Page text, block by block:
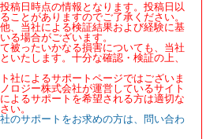
稿日時点の情報となります。投稿日以
ことがありますのでご了承ください。
、当社による検証結果および経験に基
る場合がございます。
被ったいかなる損害についても、当社
いたします。十分な確認・検証の上、
社によるサポートページではございま
ロジー株式会社が運営しているサイト
よるサポートを希望される方は適切な
い。
のサポートをお求めの方は、問い合わ